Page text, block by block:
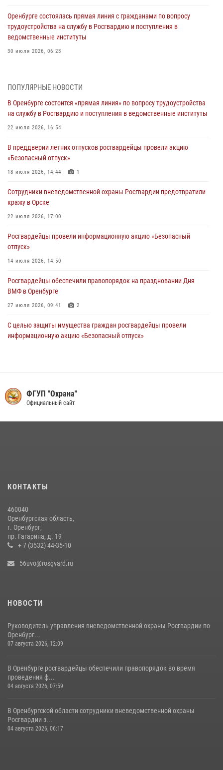
Оренбурге состоялась прямая линия с гражданами по вопросу
трудоустройства на службу в Росгвардию и поступления в
ведомственные институты
30 июля 2026, 06:23
28 июля 2026, 09:58 1
Росгвардейцы обеспечили правопорядок на праздновании Дня
ВМФ в Оренбурге
27 июля 2026, 09:41
Росгвардейцы предотвратили трагедию: спасен мужчина в тяжелой
жизненной ситуации (ВИДЕО)
26 июля 2026, 10:09 1
Росгвардейцы Оренбургской области проверили готовность детских
образовательных учреждений к новому учебному году
24 июля 2026, 09:32
Итоги работы Управления вневедомственной охраны Росгвардии
по Оренбургской области за первое полугодие 2026 года
23 июля 2026, 12:07
ПОПУЛЯРНЫЕ НОВОСТИ
В Оренбурге состоится «прямая линия» по вопросу трудоустройства
на службу в Росгвардию и поступления в ведомственные институты
22 июля 2026, 16:54
В преддверии летних отпусков росгвардейцы провели акцию
«Безопасный отпуск»
18 июля 2026, 14:44 1
Сотрудники вневедомственной охраны Росгвардии предотвратили
кражу в Орске
22 июля 2026, 17:00
Росгвардейцы провели информационную акцию «Безопасный
отпуск»
14 июля 2026, 14:50
Росгвардейцы обеспечили правопорядок на праздновании Дня
ВМФ в Оренбурге
27 июля 2026, 09:41 2
С целью защиты имущества граждан росгвардейцы провели
информационную акцию «Безопасный отпуск»
11 июля 2026, 15:05
23 июля 2026, 12:07
образовательных учреждений к новому учебному году
24 июля 2026, 09:32
ФГУП "Охрана"
Официальный сайт
КОНТАКТЫ
460040
Оренбургская область,
г. Оренбург,
пр. Гагарина, д. 19
+ 7 (3532) 44-35-10
56uvo@rosgvard.ru
НОВОСТИ
Руководитель управления вневедомственной охраны Росгвардии по
Оренбург...
07 августа 2026, 12:09
В Оренбурге росгвардейцы обеспечили правопорядок во время
проведения ф...
04 августа 2026, 07:59
В Оренбургской области сотрудники вневедомственной охраны
Росгвардии з...
04 августа 2026, 06:17